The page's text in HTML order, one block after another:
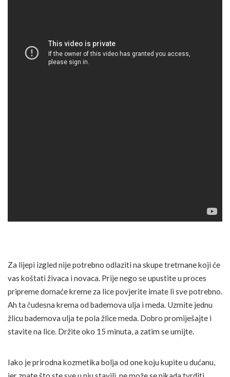
Za lijepi izgled nije potrebno odlaziti na skupe tretmane koji će
vas koštati živaca i novaca. Prije nego se upustite u proces
pripreme domaće kreme za lice povjerite imate li sve potrebno.
Ah ta čudesna krema od bademova ulja i meda. Uzmite jednu
žlicu bademova ulja te pola žlice meda. Dobro promiješajte i
stavite na lice. Držite oko 15 minuta, a zatim se umijte.
Iako je prirodna kozmetika bolja od one koju kupite u dućanu,